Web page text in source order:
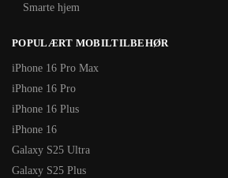
Smarte hjem
POPULÆRT MOBILTILBEHØR
iPhone 16 Pro Max
iPhone 16 Pro
iPhone 16 Plus
iPhone 16
Galaxy S25 Ultra
Galaxy S25 Plus